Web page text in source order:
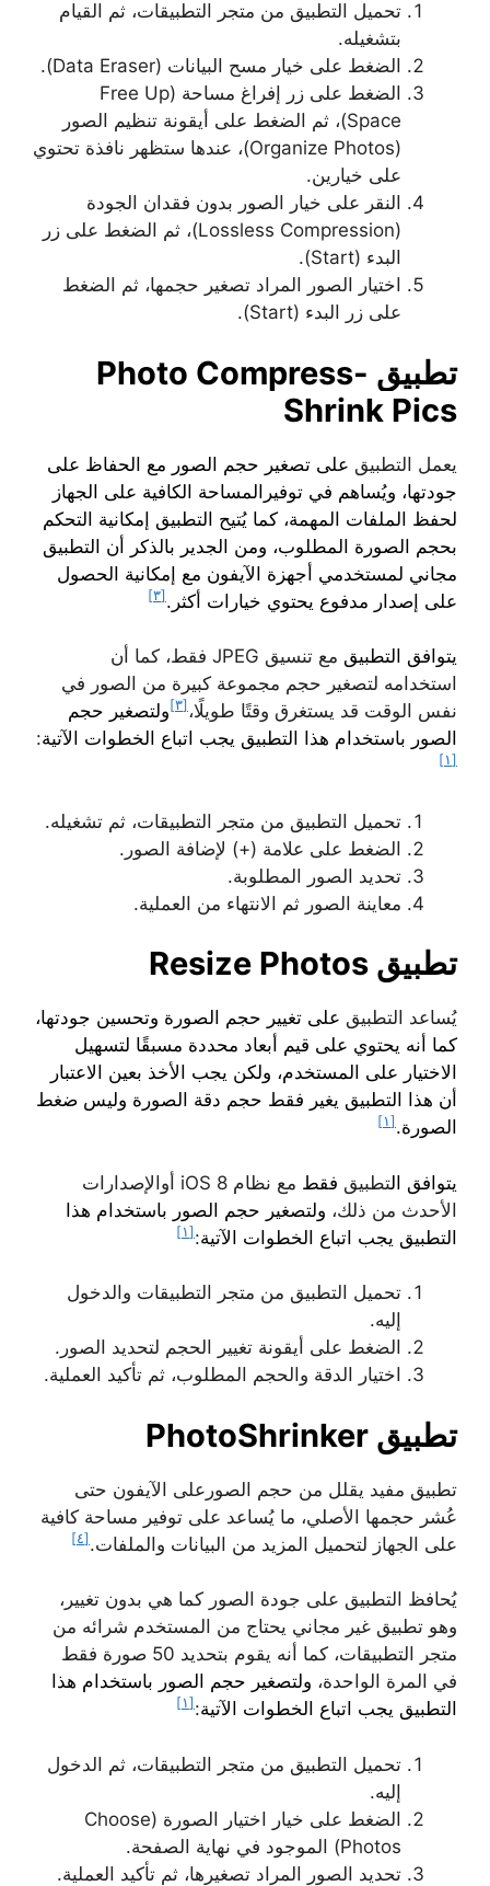
تحميل التطبيق من متجر التطبيقات، ثم القيام
بتشغيله.
الضغط على خيار مسح البيانات (Data Eraser).
الضغط على زر إفراغ مساحة (Free Up
Space)، ثم الضغط على أيقونة تنظيم الصور
(Organize Photos)، عندها ستظهر نافذة تحتوي
على خيارين.
النقر على خيار الصور بدون فقدان الجودة
(Lossless Compression)، ثم الضغط على زر
البدء (Start).
اختيار الصور المراد تصغير حجمها، ثم الضغط
على زر البدء (Start).
تطبيق Photo Compress-
Shrink Pics
يعمل التطبيق على تصغير حجم الصور مع الحفاظ على
جودتها، ويُساهم في توفيرالمساحة الكافية على الجهاز
لحفظ الملفات المهمة، كما يُتيح التطبيق إمكانية التحكم
بحجم الصورة المطلوب، ومن الجدير بالذكر أن التطبيق
مجاني لمستخدمي أجهزة الآيفون مع إمكانية الحصول
على إصدار مدفوع يحتوي خيارات أكثر. [٣]
يتوافق التطبيق
مع تنسيق JPEG فقط، كما أن
استخدامه لتصغير حجم مجموعة كبيرة من الصور في
نفس الوقت قد يستغرق وقتًا طويلًا، [٣]
ولتصغير حجم
الصور باستخدام هذا التطبيق يجب اتباع الخطوات الآتية:
[١]
تحميل التطبيق من متجر التطبيقات، ثم تشغيله.
الضغط على علامة (+) لإضافة الصور.
تحديد الصور المطلوبة.
معاينة الصور ثم الانتهاء من العملية.
تطبيق Resize Photos
يُساعد التطبيق على تغيير حجم الصورة وتحسين جودتها،
كما أنه يحتوي على قيم أبعاد محددة مسبقًا لتسهيل
الاختيار على المستخدم، ولكن يجب الأخذ بعين الاعتبار
أن هذا التطبيق يغير فقط حجم دقة الصورة وليس ضغط
الصورة. [١]
يتوافق التطبيق فقط
مع نظام iOS 8 أوالإصدارات
الأحدث من ذلك، ولتصغير حجم الصور باستخدام هذا
التطبيق يجب اتباع الخطوات الآتية: [١]
تحميل التطبيق من متجر التطبيقات والدخول
إليه.
الضغط على أيقونة تغيير الحجم لتحديد الصور.
اختيار الدقة والحجم المطلوب، ثم تأكيد العملية.
تطبيق PhotoShrinker
تطبيق مفيد يقلل من حجم الصورعلى الآيفون حتى
عُشر حجمها الأصلي، ما يُساعد على توفير مساحة كافية
على الجهاز لتحميل المزيد من البيانات والملفات. [٤]
يُحافظ التطبيق على جودة الصور كما هي بدون تغيير،
وهو تطبيق غير مجاني يحتاج من المستخدم شرائه من
متجر التطبيقات، كما أنه يقوم بتحديد 50 صورة فقط
في المرة الواحدة، ولتصغير حجم الصور باستخدام هذا
التطبيق يجب اتباع الخطوات الآتية: [١]
تحميل التطبيق من متجر التطبيقات، ثم الدخول
إليه.
الضغط على خيار اختيار الصورة (Choose
Photos) الموجود في نهاية الصفحة.
تحديد الصور المراد تصغيرها، ثم تأكيد العملية.